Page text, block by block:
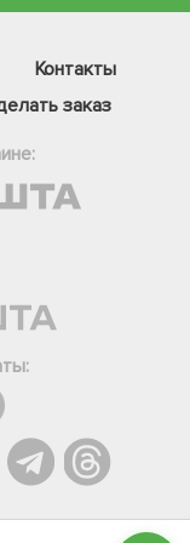
Контакты
заказ
Телеграм
Вайбер
Онлайн чат